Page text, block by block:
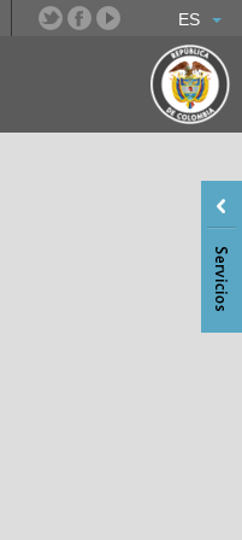
ES